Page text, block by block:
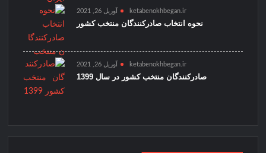
ketabenokhbegan.ir آوریل 26, 2021
نحوه انتخاب صادرکنندگان منتخب کشور
ketabenokhbegan.ir آوریل 26, 2021
صادرکنندگان منتخب کشور در سال 1399